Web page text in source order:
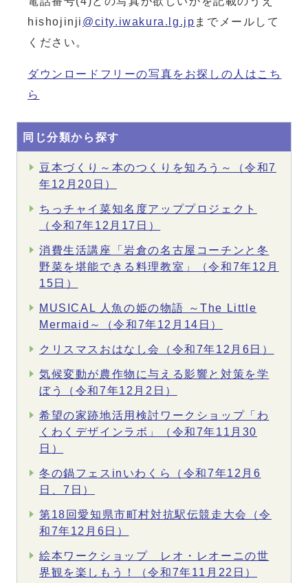
hishojinji @city.iwakura.lg.jp までメールして
ください。
ダウンロードフリーの写真をお探しの人はこち
ら
同じ分類から探す
豆本づくり～本のつくりを知ろう～（令和7
年12月20日）
ちっチャイ菜知名度アッププロジェクト
（令和7年12月17日）
消費生活講座「岩倉の名古屋コーチンと冬
野菜を堪能できる料理教室」（令和7年12月
15日）
MUSICAL 人魚の姫の物語 ～The Little
Mermaid～（令和7年12月14日）
クリスマスおはなし会（令和7年12月6日）
気候変動が農作物に与える影響と対策を学
ぼう（令和7年12月2日）
希望の家跡地活用検討ワークショップ「わ
くわくデザインラボ」（令和7年11月30
日）
冬の鍋フェスinいわくら（令和7年12月6
日、7日）
第18回愛知県市町村対抗駅伝競走大会（令
和7年12月6日）
絵本ワークショップ レオ・レオーニの世
界観を楽しもう！（令和7年11月22日）